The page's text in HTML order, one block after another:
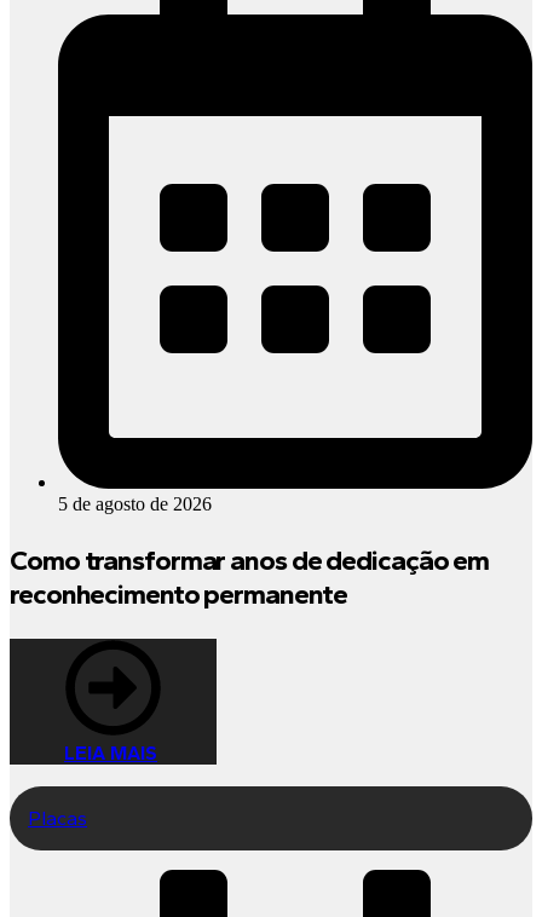
5 de agosto de 2026
Como transformar anos de dedicação em
reconhecimento permanente
LEIA MAIS
Placas